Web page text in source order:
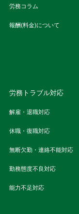
労務コラム
報酬(料金)について
労務トラブル対応
解雇・退職対応
休職・復職対応
無断欠勤・連絡不能対応
勤務態度不良対応
能力不足対応